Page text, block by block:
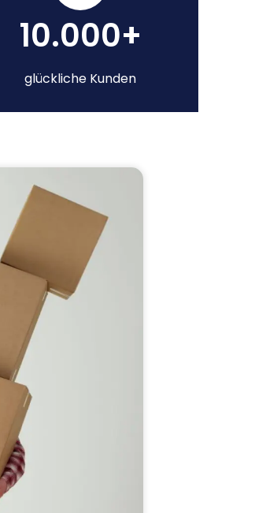
10.000+
glückliche Kunden